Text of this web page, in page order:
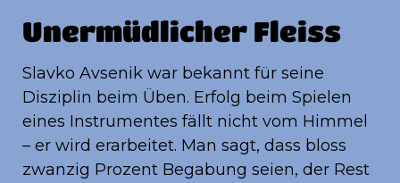
Unermüdlicher Fleiss
Slavko Avsenik war bekannt für seine
Disziplin beim Üben. Erfolg beim Spielen
eines Instrumentes fällt nicht vom Himmel
– er wird erarbeitet. Man sagt, dass bloss
zwanzig Prozent Begabung seien, der Rest